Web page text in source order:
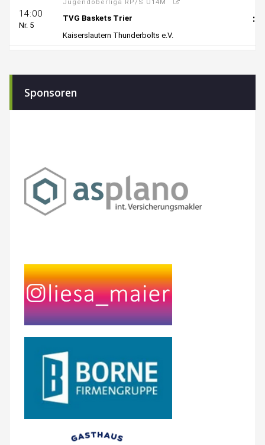
Sponsoren